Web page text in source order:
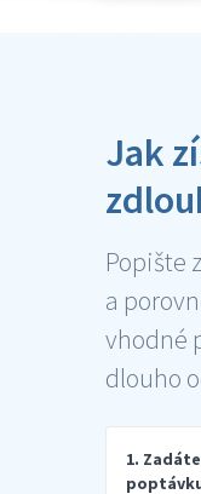
Jak
Popište
a
vhodné
dlouho
1. Zadáte